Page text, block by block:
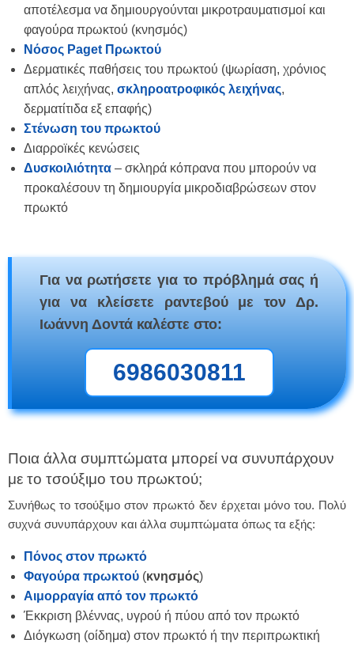
αποτέλεσμα να δημιουργούνται μικροτραυματισμοί και
φαγούρα πρωκτού (κνησμός)
Νόσος Paget Πρωκτού
Δερματικές παθήσεις του πρωκτού (ψωρίαση, χρόνιος
απλός λειχήνας, σκληροατροφικός λειχήνας,
δερματίτιδα εξ επαφής)
Στένωση του πρωκτού
Διαρροϊκές κενώσεις
Δυσκοιλιότητα – σκληρά κόπρανα που μπορούν να
προκαλέσουν τη δημιουργία μικροδιαβρώσεων στον
πρωκτό
Για να ρωτήσετε για το πρόβλημά σας ή
για να κλείσετε ραντεβού με τον Δρ.
Ιωάννη Δοντά καλέστε στο:
6986030811
Ποια άλλα συμπτώματα μπορεί να συνυπάρχουν
με το τσούξιμο του πρωκτού;
Συνήθως το τσούξιμο στον πρωκτό δεν έρχεται μόνο του. Πολύ
συχνά συνυπάρχουν και άλλα συμπτώματα όπως τα εξής:
Πόνος στον πρωκτό
Φαγούρα πρωκτού (κνησμός)
Αιμορραγία από τον πρωκτό
Έκκριση βλέννας, υγρού ή πύου από τον πρωκτό
Διόγκωση (οίδημα) στον πρωκτό ή την περιπρωκτική